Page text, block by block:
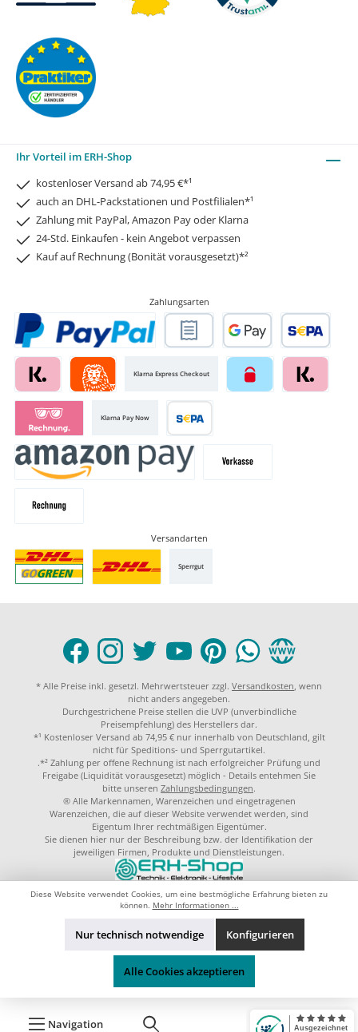
Navigation
Ihr Vorteil im ERH-Shop
kostenloser Versand ab 74,95 €*¹
auch an DHL-Packstationen und Postfilialen*¹
Zahlung mit PayPal, Amazon Pay oder Klarna
24-Std. Einkaufen - kein Angebot verpassen
Kauf auf Rechnung (Bonität vorausgesetzt)*²
Zahlungsarten
Klarna Express Checkout
Klarna Pay Now
Versandarten
Sperrgut
* Alle Preise inkl. gesetzl. Mehrwertsteuer zzgl. Versandkosten, wenn
nicht anders angegeben.
Durchgestrichene Preise stellen die UVP (unverbindliche
Preisempfehlung) des Herstellers dar.
*¹ Kostenloser Versand ab 74,95 € nur innerhalb von Deutschland, gilt
nicht für Speditions- und Sperrgutartikel.
.*² Zahlung per offene Rechnung ist nach erfolgreicher Prüfung und
Freigabe (Liquidität vorausgesetzt) möglich - Details entehmen Sie
bitte unseren Zahlungsbedingungen.
® Alle Markennamen, Warenzeichen und eingetragenen
Warenzeichen, die auf dieser Website verwendet werden, sind
Eigentum Ihrer rechtmäßigen Eigentümer.
Sie dienen hier nur der Beschreibung bzw. der Identifikation der
jeweiligen Firmen, Produkte und Dienstleistungen.
Diese Website verwendet Cookies, um eine bestmögliche Erfahrung bieten zu
können. Mehr Informationen ...
Nur technisch notwendige Konfigurieren
Alle Cookies akzeptieren